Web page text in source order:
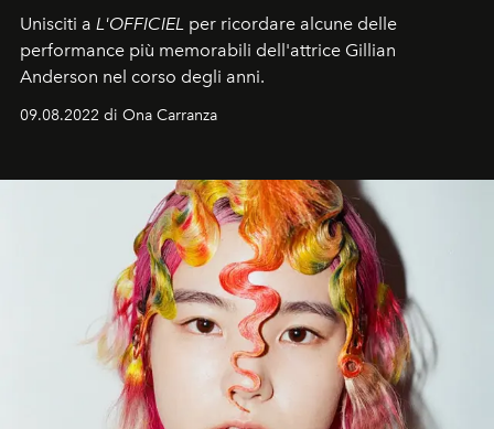
Unisciti a L'OFFICIEL per ricordare alcune delle
performance più memorabili dell'attrice Gillian
Anderson nel corso degli anni.
09.08.2022 di Ona Carranza